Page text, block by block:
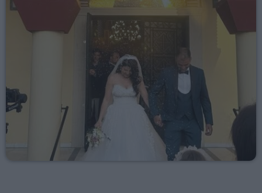
ΕΡΚΟ
Presented by Giorgos
18:00 - 00:00
ERKO
05:00 - 06:00